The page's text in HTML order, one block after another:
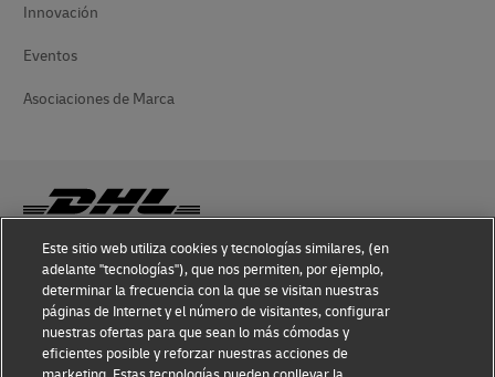
Innovación
Eventos
Asociaciones de Marca
Conocimiento sobre Fraudes
Aviso Legal
Condiciones de Uso
Este sitio web utiliza cookies y tecnologías similares, (en
adelante "tecnologías"), que nos permiten, por ejemplo,
determinar la frecuencia con la que se visitan nuestras
páginas de Internet y el número de visitantes, configurar
nuestras ofertas para que sean lo más cómodas y
eficientes posible y reforzar nuestras acciones de